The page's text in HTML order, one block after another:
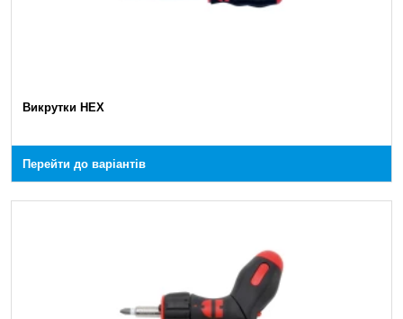
Викрутки HEX
Перейти до варіантів